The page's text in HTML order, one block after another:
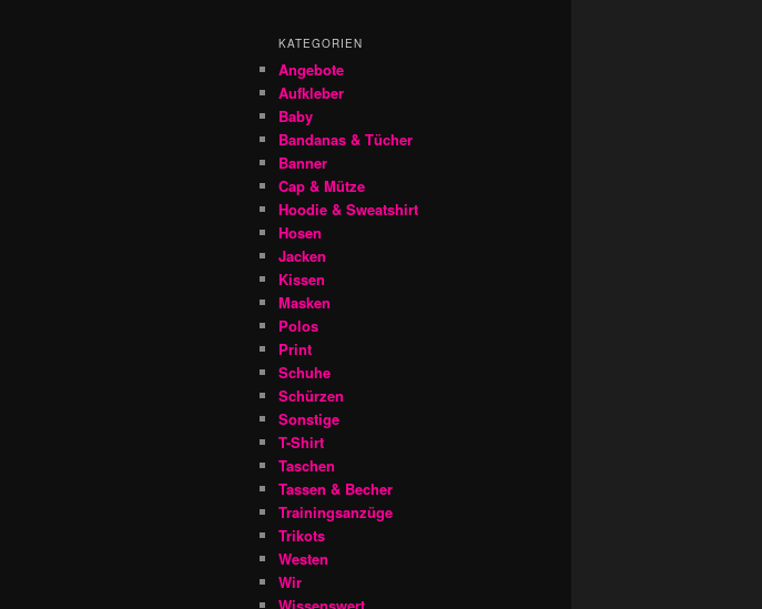
KATEGORIEN
Angebote
Aufkleber
Baby
Bandanas & Tücher
Banner
Cap & Mütze
Hoodie & Sweatshirt
Hosen
Jacken
Kissen
Masken
Polos
Print
Schuhe
Schürzen
Sonstige
T-Shirt
Taschen
Tassen & Becher
Trainingsanzüge
Trikots
Westen
Wir
Wissenswert